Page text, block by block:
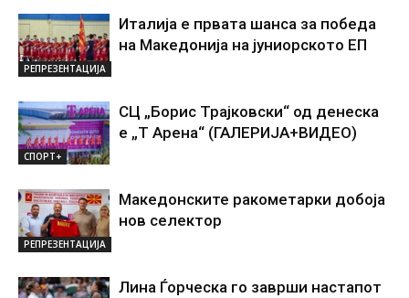
РЕПРЕЗЕНТАЦИЈА
Италија е првата шанса за победа
на Македонија на јуниорското ЕП
СПОРТ+
СЦ „Борис Трајковски“ од денеска
е „Т Арена“ (ГАЛЕРИЈА+ВИДЕО)
РЕПРЕЗЕНТАЦИЈА
Македонските ракометарки добоја
нов селектор
Лина Ѓорческа го заврши настапот